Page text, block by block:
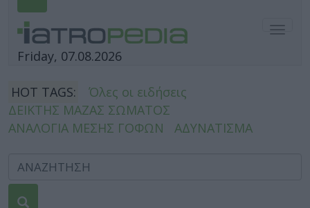
Friday, 07.08.2026
HOT TAGS:
Όλες οι ειδήσεις
ΔΕΙΚΤΗΣ ΜΑΖΑΣ ΣΩΜΑΤΟΣ
ΑΝΑΛΟΓΙΑ ΜΕΣΗΣ ΓΟΦΩΝ
ΑΔΥΝΑΤΙΣΜΑ